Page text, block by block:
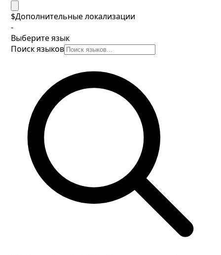
$Дополнительные локализации
-
Выберите язык
Поиск языков